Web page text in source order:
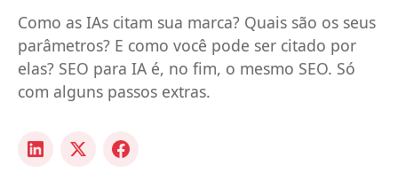
Como as IAs citam sua marca? Quais são os seus
parâmetros? E como você pode ser citado por
elas? SEO para IA é, no fim, o mesmo SEO. Só
com alguns passos extras.